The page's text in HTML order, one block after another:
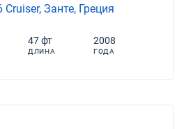
Занте, Греция
47 фт
ДЛИНА
2008
ГОДА